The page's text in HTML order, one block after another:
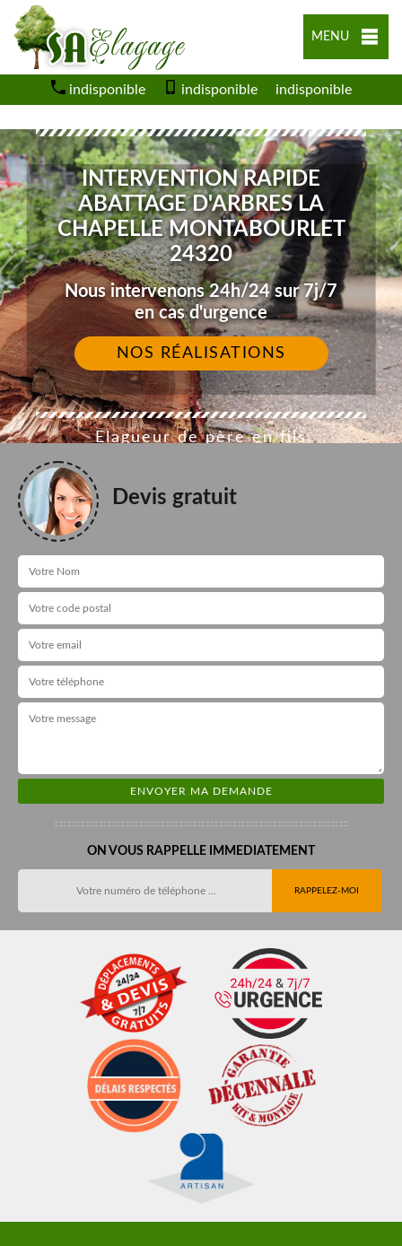
MENU
indisponible indisponible indisponible
INTERVENTION RAPIDE
ABATTAGE D'ARBRES LA
CHAPELLE MONTABOURLET
24320
Nous intervenons 24h/24 sur 7j/7
en cas d'urgence
NOS RÉALISATIONS
Elagueur de père en fils
Devis gratuit
ON VOUS RAPPELLE IMMEDIATEMENT